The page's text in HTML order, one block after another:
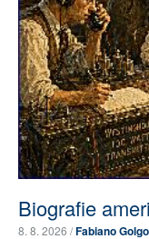
Biografie
8. 8. 2026 /Fabiano Golgo